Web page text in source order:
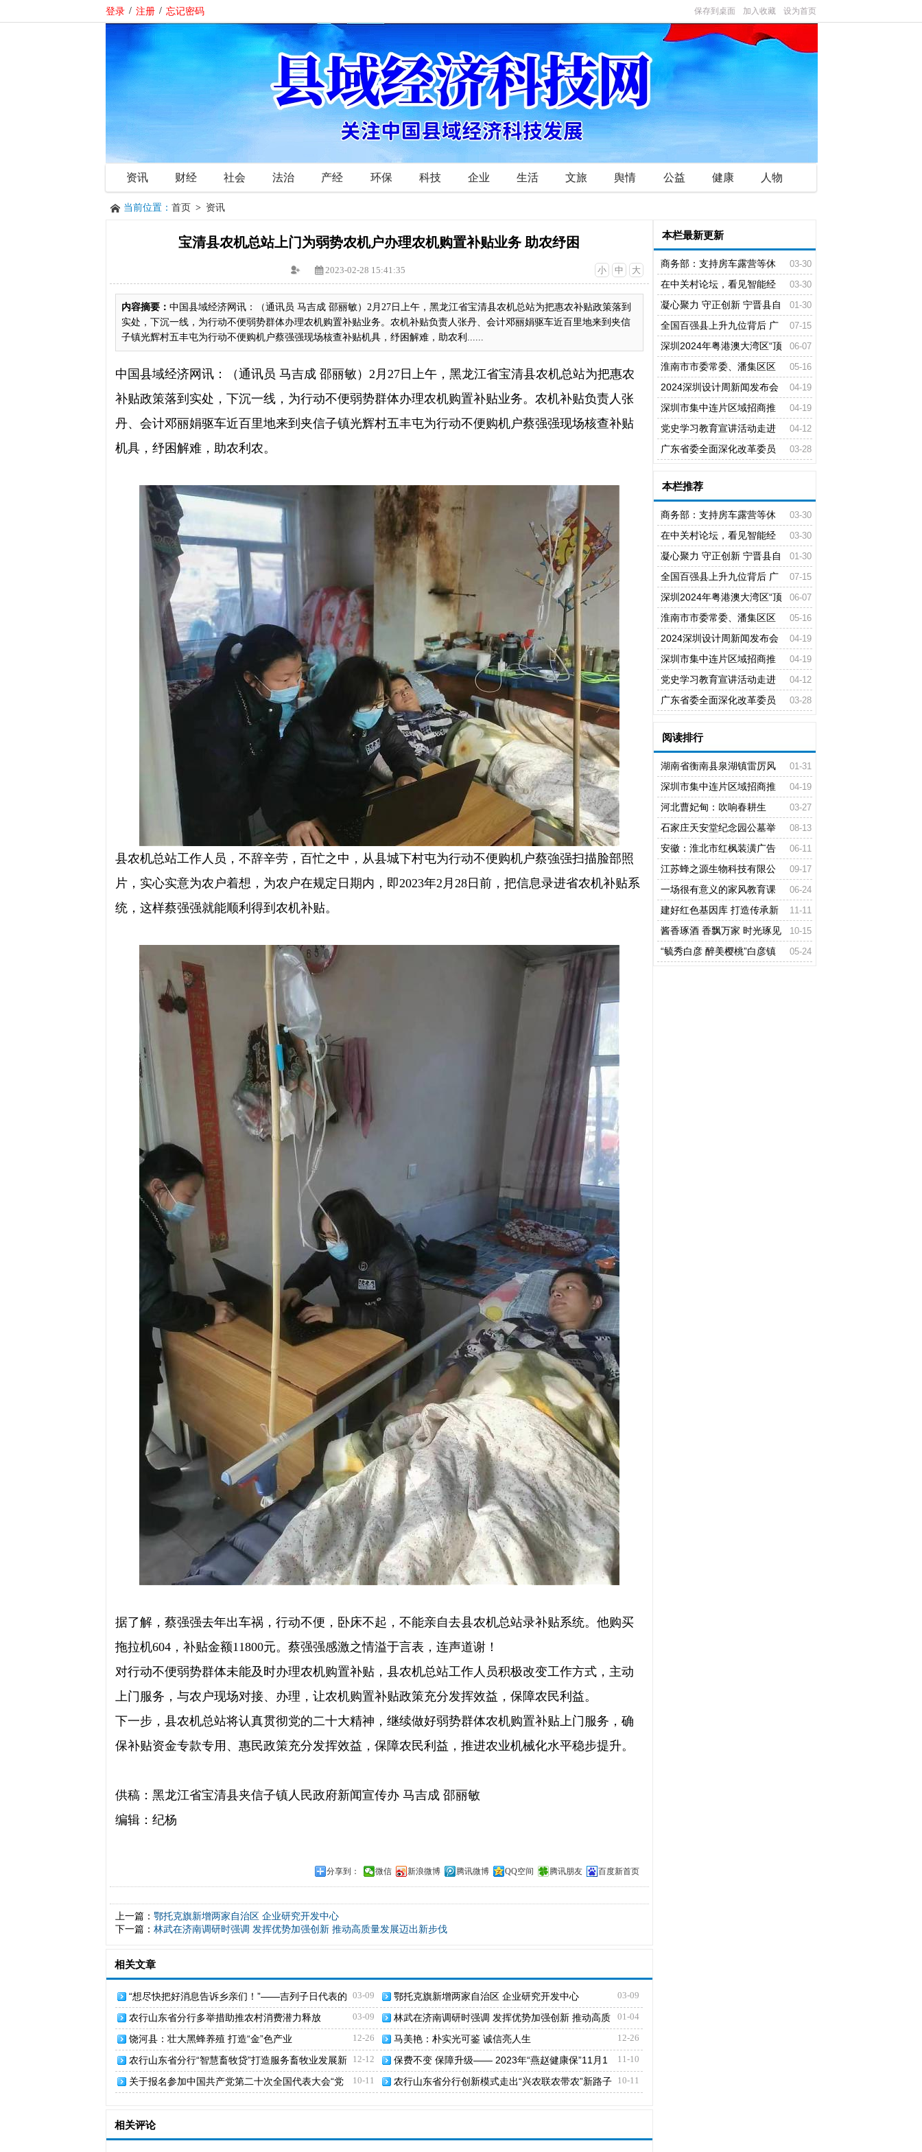
登录 / 注册 / 忘记密码 保存到桌面 加入收藏 设为首页
资讯 财经 社会 法治 产经 环保 科技 企业 生活 文旅 舆情 公益 健康 人物
当前位置： 首页 > 资讯
宝清县农机总站上门为弱势农机户办理农机购置补贴业务 助农纾困
小 中 大
2023-02-28 15:41:35
内容摘要： 中国县域经济网讯：（通讯员 马吉成 邵丽敏）2月27日上午，黑龙江省宝清县农机总站为把惠农补贴政策落到
实处，下沉一线，为行动不便弱势群体办理农机购置补贴业务。农机补贴负责人张丹、会计邓丽娟驱车近百里地来到夹信
子镇光辉村五丰屯为行动不便购机户蔡强强现场核查补贴机具，纾困解难，助农利......
中国县域经济网讯：（通讯员 马吉成 邵丽敏 ）2月27日上午，黑龙江省宝清县农机总站为把惠农
补贴政策落到实处，下沉一线，为行动不便弱势群体办理农机购置补贴业务。农机补贴负责人张
丹、会计邓丽娟驱车近百里地来到夹信子镇光辉村五丰屯为行动不便购机户蔡强强现场核查补贴
机具，纾困解难，助农利农。
县农机总站工作人员，不辞辛劳，百忙之中，从县城下村屯为行动不便购机户蔡強强扫描脸部照
片，实心实意为农户着想，为农户在规定日期内，即2023年2月28日前，把信息录进省农机补贴系
统，这样蔡强强就能顺利得到农机补贴。
据了解，蔡强强去年出车祸，行动不便，卧床不起，不能亲自去县农机总站录补贴系统。他购买
拖拉机604，补贴金额11800元。蔡强强感激之情溢于言表，连声道谢！
对行动不便弱势群体未能及时办理农机购置补贴，县农机总站工作人员积极改变工作方式，主动
上门服务，与农户现场对接、办理，让农机购置补贴政策充分发挥效益，保障农民利益。
下一步，县农机总站将认真贯彻党的二十大精神，继续做好弱势群体农机购置补贴上门服务，确
保补贴资金专款专用、惠民政策充分发挥效益，保障农民利益，推进农业机械化水平稳步提升。
供稿：黑龙江省宝清县夹信子镇人民政府新闻宣传办 马吉成 邵丽敏
编辑：纪杨
分享到： 微信 新浪微博 腾讯微博 QQ空间 腾讯朋友 百度新首页
上一篇： 鄂托克旗新增两家自治区 企业研究开发中心
下一篇： 林武在济南调研时强调 发挥优势加强创新 推动高质量发展迈出新步伐
相关文章
03-09
“想尽快把好消息告诉乡亲们！”——吉列子日代表的
乡村振兴新收获
03-09
鄂托克旗新增两家自治区 企业研究开发中心
03-09
农行山东省分行多举措助推农村消费潜力释放 01-04
林武在济南调研时强调 发挥优势加强创新 推动高质
量发展迈出新步伐
12-26
饶河县：壮大黑蜂养殖 打造“金”色产业 12-26
马美艳：朴实光可鉴 诚信亮人生
12-12
农行山东省分行“智慧畜牧贷”打造服务畜牧业发展新
模式
11-10
保费不变 保障升级—— 2023年“燕赵健康保”11月1
0日正式开放投保
10-11
关于报名参加中国共产党第二十次全国代表大会“党 10-11
农行山东省分行创新模式走出“兴农联农带农”新路子
相关评论
本栏最新更新
03-30
商务部：支持房车露营等休
闲消费 积极拓展低空消费 03-30
在中关村论坛，看见智能经
济“新” 形态 01-30
凝心聚力 守正创新 宁晋县自
媒体协会2026迎新春座谈会举行07-15
全国百强县上升九位背后 广
汉县域旅游综合实力强劲 06-07
深圳2024年粤港澳大湾区“顶
流车展” 正成为行业发展的风向标
车展无疑是全球“车圈”最大的流量包
05-16
淮南市市委常委、潘集区区
委书记宋立敏到潘集棚改项目调研
04-19
2024深圳设计周新闻发布会
在市政府新闻发布厅举行 04-19
深圳市集中连片区域招商推
介大会举行 04-12
党史学习教育宣讲活动走进
鄂托克旗工信和科技局 03-28
广东省委全面深化改革委员
本栏推荐
03-30
商务部：支持房车露营等休
闲消费 积极拓展低空消费 03-30
在中关村论坛，看见智能经
济“新” 形态 01-30
凝心聚力 守正创新 宁晋县自
媒体协会2026迎新春座谈会举行07-15
全国百强县上升九位背后 广
汉县域旅游综合实力强劲 06-07
深圳2024年粤港澳大湾区“顶
流车展” 正成为行业发展的风向标
车展无疑是全球“车圈”最大的流量包
05-16
淮南市市委常委、潘集区区
委书记宋立敏到潘集棚改项目调研
04-19
2024深圳设计周新闻发布会
在市政府新闻发布厅举行 04-19
深圳市集中连片区域招商推
介大会举行 04-12
党史学习教育宣讲活动走进
鄂托克旗工信和科技局 03-28
广东省委全面深化改革委员
阅读排行
01-31
湖南省衡南县泉湖镇雷厉风
行筑牢疫情防控坚实防线 04-19
深圳市集中连片区域招商推
介大会举行 03-27
河北曹妃甸：吹响春耕生
产“集结号” 08-13
石家庄天安堂纪念园公墓举
办花坛公益环保葬 节地生态葬将变
为常态化
06-11
安徽：淮北市红枫装潢广告
有限公司党支部爱心送考再度扬帆
起航
09-17
江苏蜂之源生物科技有限公
司 助力蜂蜜产业技术创新惠农研讨
会在京举行
06-24
一场很有意义的家风教育课
11-11
建好红色基因库 打造传承新
高地 ---金寨红色基因库建设论坛会
侧记
10-15
酱香琢酒 香飘万家 时光琢见
酒藏经典 05-24
“毓秀白彦 醉美樱桃”白彦镇